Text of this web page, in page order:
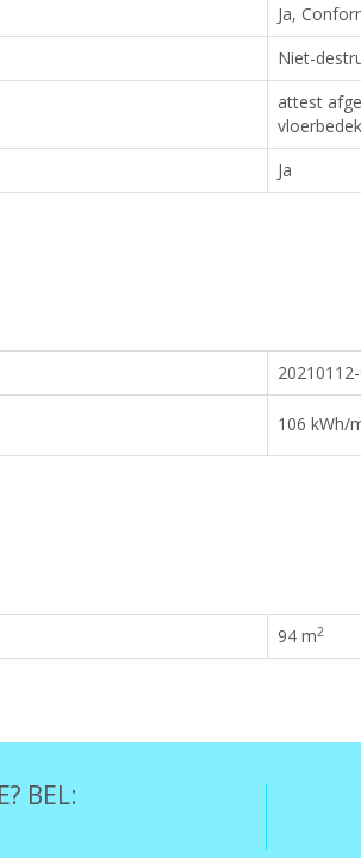
Ja,
Niet-
attest
Ja
106 kWh/
94 m2
BEL: